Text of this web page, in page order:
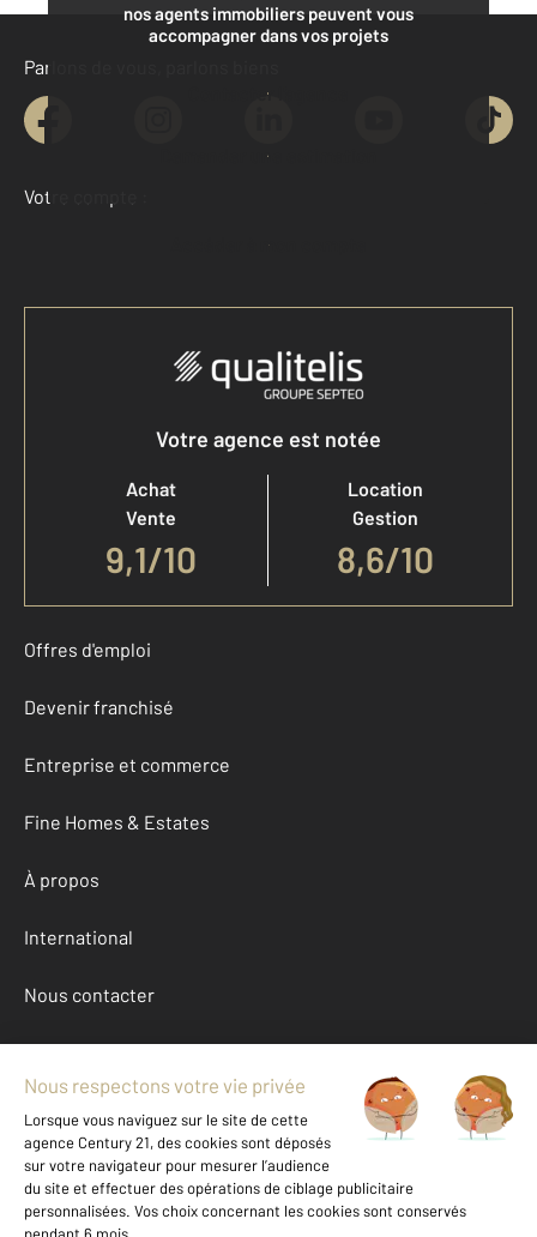
nos agents immobiliers peuvent vous
accompagner dans vos projets
Contacter l'agence
Demander une estimation
Parlons de vous, parlons biens
Votre compte :
Accéder à mon compte
Votre agence est notée
Achat
Vente
9,1/10
Location
Gestion
8,6/10
Offres d'emploi
Devenir franchisé
Entreprise et commerce
Fine Homes & Estates
À propos
International
Nous contacter
Mentions légales & CGU et Barèmes d'honoraires
Données personnelles
Gestionnaire des cookies